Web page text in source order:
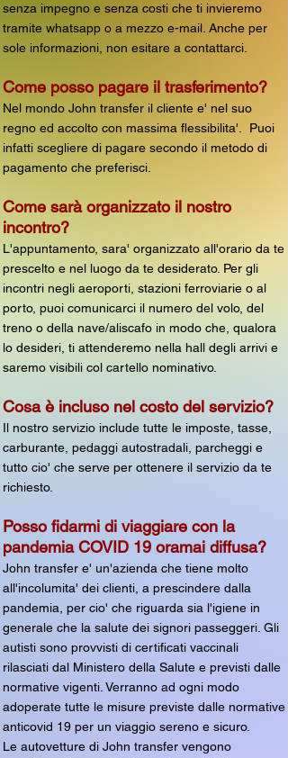
senza impegno e senza costi che ti invieremo
tramite whatsapp o a mezzo e-mail. Anche per
sole informazioni, non esitare a contattarci.
Come posso pagare il trasferimento?
Nel mondo John transfer il cliente e' nel suo
regno ed accolto con massima flessibilita'. Puoi
infatti scegliere di pagare secondo il metodo di
pagamento che preferisci.
Come sarà organizzato il nostro
incontro?
L'appuntamento, sara' organizzato all'orario da te
prescelto e nel luogo da te desiderato. Per gli
incontri negli aeroporti, stazioni ferroviarie o al
porto, puoi comunicarci il numero del volo, del
treno o della nave/aliscafo in modo che, qualora
lo desideri, ti attenderemo nella hall degli arrivi e
saremo visibili col cartello nominativo.
Cosa è incluso nel costo del servizio?
Il nostro servizio include tutte le imposte, tasse,
carburante, pedaggi autostradali, parcheggi e
tutto cio' che serve per ottenere il servizio da te
richiesto.
Posso fidarmi di viaggiare con la
pandemia COVID 19 oramai diffusa?
John transfer e' un'azienda che tiene molto
all'incolumita' dei clienti, a prescindere dalla
pandemia, per cio' che riguarda sia l'igiene in
generale che la salute dei signori passeggeri. Gli
autisti sono provvisti di certificati vaccinali
rilasciati dal Ministero della Salute e previsti dalle
normative vigenti. Verranno ad ogni modo
adoperate tutte le misure previste dalle normative
anticovid 19 per un viaggio sereno e sicuro.
Le autovetture di John transfer vengono